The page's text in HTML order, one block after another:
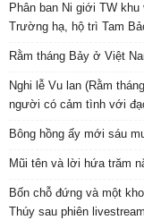
Phân ban Ni giới TW
Trường hạ, hộ trì Tam
Rằm tháng Bảy ở Việt
Nghi lễ Vu lan (Rằm
người có cảm tình với
Bông hồng ấy mới sáu
Mũi tên và lời hứa trăm
Bốn chỗ đứng và một
Thúy sau phiên